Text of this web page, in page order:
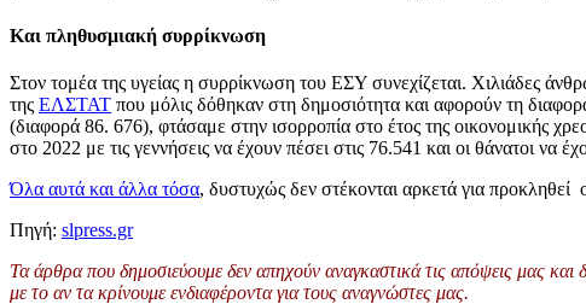
Και πληθυσμιακή συρρίκνωση
Στον τομέα της υγείας η συρρίκνωση του ΕΣΥ συνεχίζεται. Χιλιάδες
της ΕΛΣΤΑΤ που μόλις δόθηκαν στη δημοσιότητα και αφορούν τη
(διαφορά 86. 676), φτάσαμε στην ισορροπία στο έτος της οικονομικής
στο 2022 με τις γεννήσεις να έχουν πέσει στις 76.541 και οι θάνατοι να
Όλα αυτά και άλλα τόσα, δυστυχώς δεν στέκονται αρκετά για προκληθεί
Πηγή: slpress.gr
Τα άρθρα που δημοσιεύουμε δεν απηχούν αναγκαστικά τις απόψεις μας και
με το αν τα κρίνουμε ενδιαφέροντα για τους αναγνώστες μας.